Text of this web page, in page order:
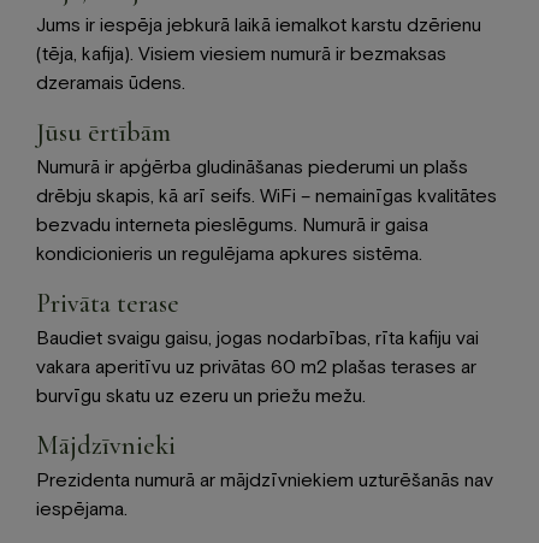
Jums ir iespēja jebkurā laikā iemalkot karstu dzērienu
(tēja, kafija). Visiem viesiem numurā ir bezmaksas
dzeramais ūdens.
Jūsu ērtībām
Numurā ir apģērba gludināšanas piederumi un plašs
drēbju skapis, kā arī seifs. WiFi – nemainīgas kvalitātes
bezvadu interneta pieslēgums. Numurā ir gaisa
kondicionieris un regulējama apkures sistēma.
Privāta terase
Baudiet svaigu gaisu, jogas nodarbības, rīta kafiju vai
vakara aperitīvu uz privātas 60 m2 plašas terases ar
burvīgu skatu uz ezeru un priežu mežu.
Mājdzīvnieki
Prezidenta numurā ar mājdzīvniekiem uzturēšanās nav
iespējama.